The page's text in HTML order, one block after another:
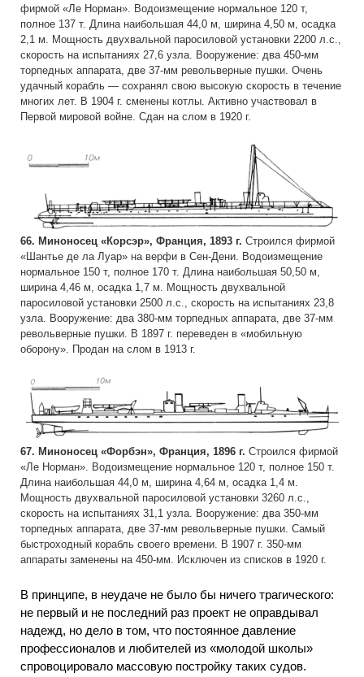
фирмой «Ле Норман». Водоизмещение нормальное 120 т,
полное 137 т. Длина наибольшая 44,0 м, ширина 4,50 м, осадка
2,1 м. Мощность двухвальной паросиловой установки 2200 л.с.,
скорость на испытаниях 27,6 узла. Вооружение: два 450-мм
торпедных аппарата, две 37-мм револьверные пушки. Очень
удачный корабль — сохранял свою высокую скорость в течение
многих лет. В 1904 г. сменены котлы. Активно участвовал в
Первой мировой войне. Сдан на слом в 1920 г.
66. Миноносец «Корсэр», Франция, 1893 г. Строился фирмой
«Шантье де ла Луар» на верфи в Сен-Дени. Водоизмещение
нормальное 150 т, полное 170 т. Длина наибольшая 50,50 м,
ширина 4,46 м, осадка 1,7 м. Мощность двухвальной
паросиловой установки 2500 л.с., скорость на испытаниях 23,8
узла. Вооружение: два 380-мм торпедных аппарата, две 37-мм
револьверные пушки. В 1897 г. переведен в «мобильную
оборону». Продан на слом в 1913 г.
67. Миноносец «Форбэн», Франция, 1896 г. Строился фирмой
«Ле Норман». Водоизмещение нормальное 120 т, полное 150 т.
Длина наибольшая 44,0 м, ширина 4,64 м, осадка 1,4 м.
Мощность двухвальной паросиловой установки 3260 л.с.,
скорость на испытаниях 31,1 узла. Вооружение: два 350-мм
торпедных аппарата, две 37-мм револьверные пушки. Самый
быстроходный корабль своего времени. В 1907 г. 350-мм
аппараты заменены на 450-мм. Исключен из списков в 1920 г.
В принципе, в неудаче не было бы ничего трагического:
не первый и не последний раз проект не оправдывал
надежд, но дело в том, что постоянное давление
профессионалов и любителей из «молодой школы»
спровоцировало массовую постройку таких судов.